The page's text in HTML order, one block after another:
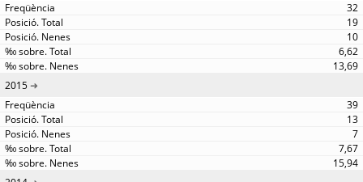
32
19
10
6,62
13,69
2015
39
13
7
7,67
15,94